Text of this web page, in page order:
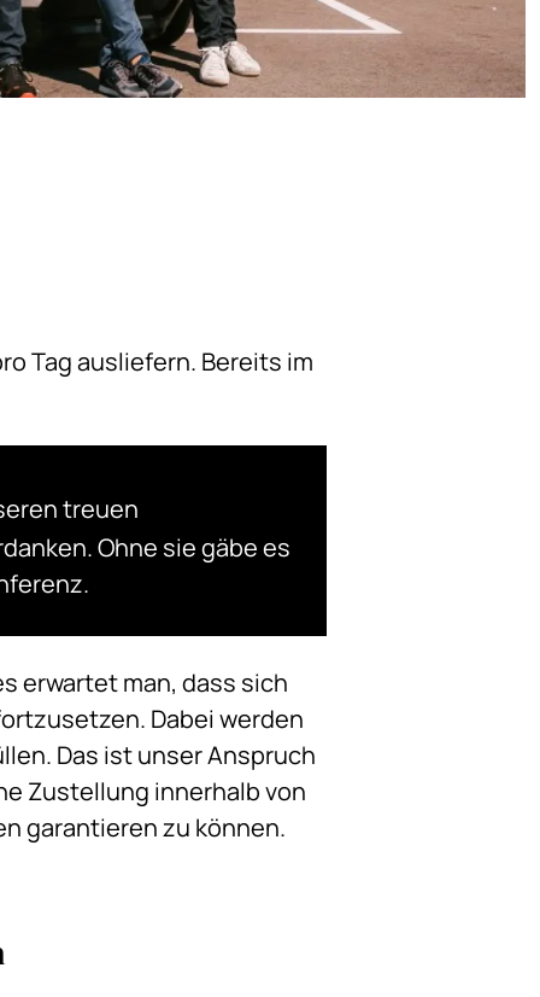
Tag ausliefern. Bereits im
treuen
Ohne sie gäbe es
erwartet man, dass sich
Dabei werden
Das ist unser Anspruch
Zustellung innerhalb von
garantieren zu können.